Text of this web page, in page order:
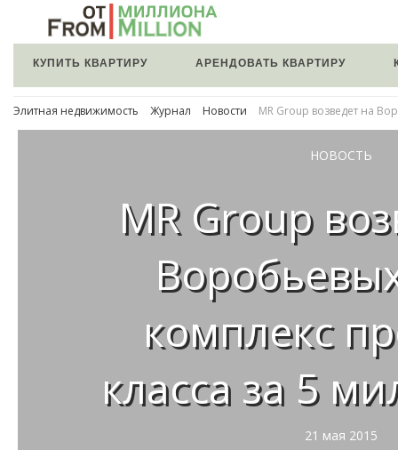
КУПИТЬ КВАРТИРУ АРЕНДОВАТЬ КВАРТИРУ
Элитная недвижимость Журнал Новости MR Group возведет на
НОВОСТЬ
MR Group
комплекс
класса за 5
21 мая 2015